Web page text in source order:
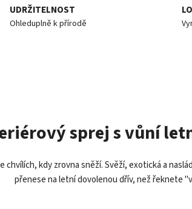
UDRŽITELNOST
Ohleduplně k přírodě
sprej s vůní
kdy zrovna sněží. Svěží, exotická a
přenese na letní dovolenou dřív, než řeknete